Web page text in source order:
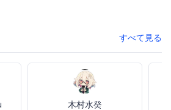
すべて見る
木村水癸